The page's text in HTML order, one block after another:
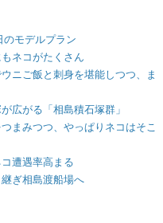
のモデルプラン
ネコがたくさん
ニご飯と刺身を堪能しつつ、ま
広がる「相島積石塚群」
まみつつ、やっぱりネコはそこ
遭遇率高まる
ぎ相島渡船場へ